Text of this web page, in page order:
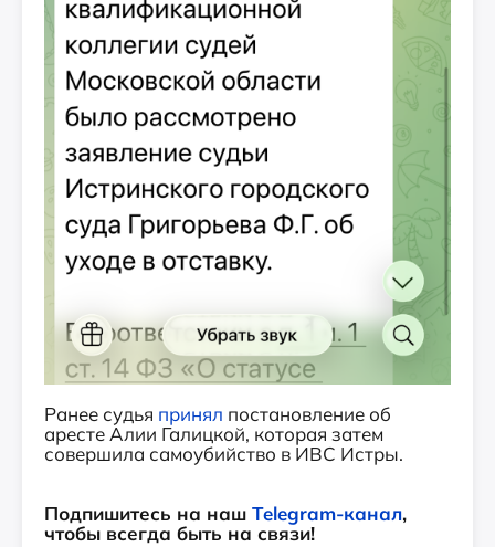
Ранее судья принял постановление об
аресте Алии Галицкой, которая затем
совершила самоубийство в ИВС Истры.
Подпишитесь на наш Telegram-канал,
чтобы всегда быть на связи!